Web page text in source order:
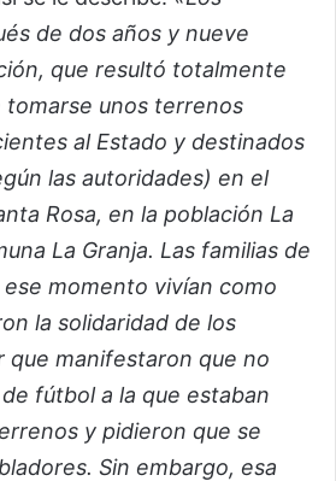
de dos años y nueve
que resultó totalmente
unos terrenos
al Estado y destinados
las autoridades) en el
Rosa, en la población La
La Granja. Las familias de
momento vivían como
la solidaridad de los
que manifestaron que no
fútbol a la que estaban
y pidieron que se
Sin embargo, esa